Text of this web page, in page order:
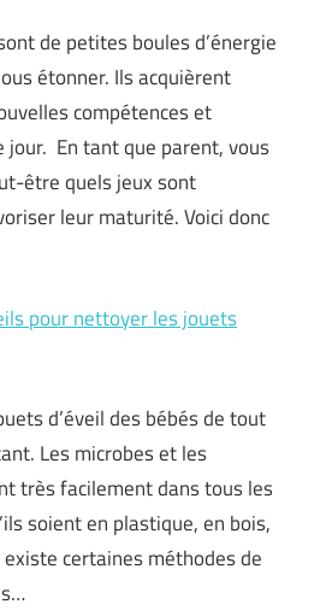
de petites boules d’énergie
étonner. Ils acquièrent
compétences et
jour. En tant que parent, vous
être quels jeux sont
leur maturité. Voici donc
pour nettoyer les jouets
d’éveil des bébés de tout
Les microbes et les
très facilement dans tous les
soient en plastique, en bois,
certaines méthodes de